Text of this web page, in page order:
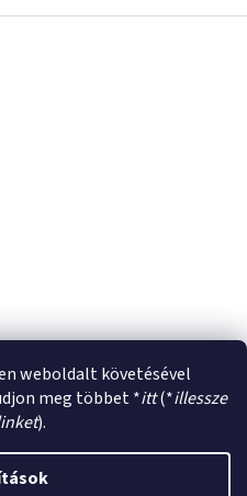
weboldalt követésével
meg többet *itt(*illessze
).
készítette